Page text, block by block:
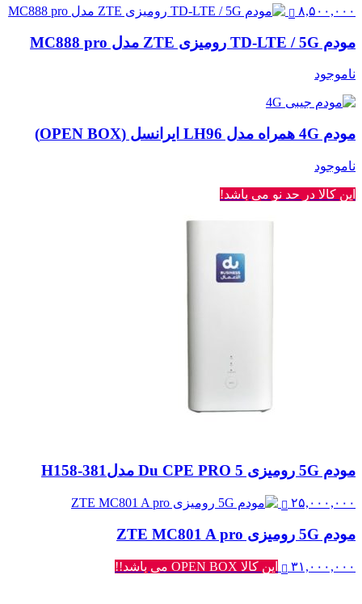
۸,۵۰۰,۰۰۰
مودم TD-LTE / 5G رومیزی ZTE مدل MC888 pro
ناموجود
مودم 4G همراه مدل LH96 ایرانسل (OPEN BOX)
ناموجود
این کالا در حد نو می باشد!
مودم 5G رومیزی Du CPE PRO 5 مدلH158-381
۲۵,۰۰۰,۰۰۰
مودم 5G رومیزی ZTE MC801 A pro
۳۱,۰۰۰,۰۰۰ این کالا OPEN BOX می باشد!!